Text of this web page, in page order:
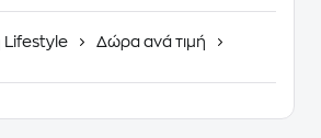
Lifestyle
Δώρα ανά τιμή